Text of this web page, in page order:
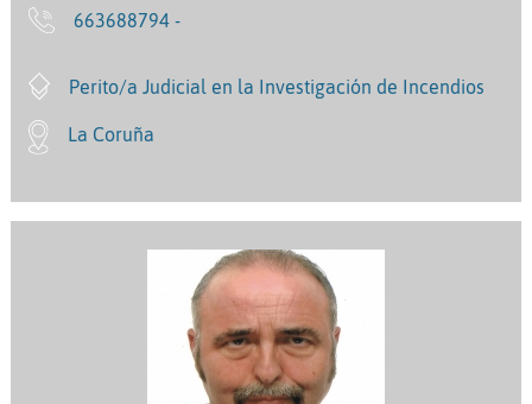
663688794 -
Perito/a Judicial en la Investigación de Incendios
La Coruña